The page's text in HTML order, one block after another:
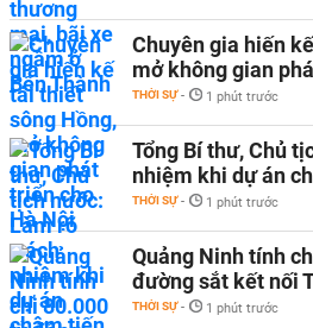
Chuyên gia hiến
mở không gian
THỜI SỰ - 1 phút trước
Tổng Bí thư, Chủ
nhiệm khi dự án
THỜI SỰ - 1 phút trước
Quảng Ninh tính
đường sắt kết nối
THỜI SỰ - 1 phút trước